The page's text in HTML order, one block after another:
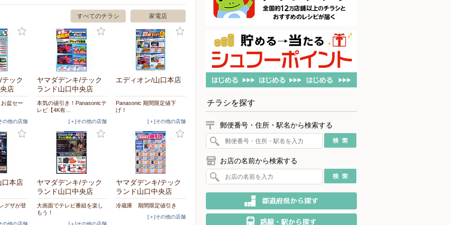
家電店
すべてのチラシ
ック
店
盆セー
の他の店舗
ヤマダデンキ/テック
ランド山口中央店
本気の値引き！Panasonicテ
レビ【4K有…
[＋]その他の店舗
エディオン/山口本店
Panasonic 期間限定値下
げ！
[＋]その他の店舗
口本店
グザが登
の他の店舗
ヤマダデンキ/テック
ランド山口中央店
大画面でテレビ番組を楽し
もう！
[＋]その他の店舗
ヤマダデンキ/テック
ランド山口中央店
冷蔵庫 期間限定値引き
[＋]その他の店舗
チラシを探す
郵便番号・住所・駅名から検索する
お店の名前から検索する